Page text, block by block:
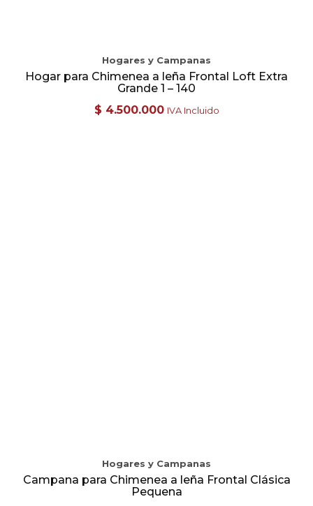
Hogares y Campanas
Hogar para Chimenea a leña Frontal Loft Extra
Grande 1 – 140
$ 4.500.000 IVA Incluido
Hogares y Campanas
Campana para Chimenea a leña Frontal Clásica
Pequena